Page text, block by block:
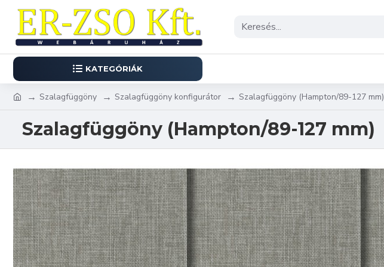
KATEGÓRIÁK
Szalagfüggöny Szalagfüggöny konfigurátor Szalagfüggöny (Hampton/89-127 mm)
Szalagfüggöny (Hampton/89-127 mm)